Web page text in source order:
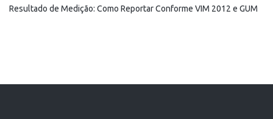
Resultado de Medição: Como Reportar Conforme VIM 2012 e GUM